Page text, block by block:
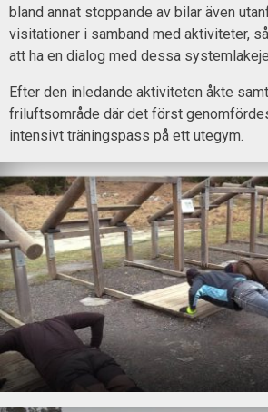
bland annat stoppande av bilar även
visitationer i samband med aktiviteter,
att ha en dialog med dessa
Efter den inledande aktiviteten åkte
friluftsområde där det först
intensivt träningspass på ett utegym.